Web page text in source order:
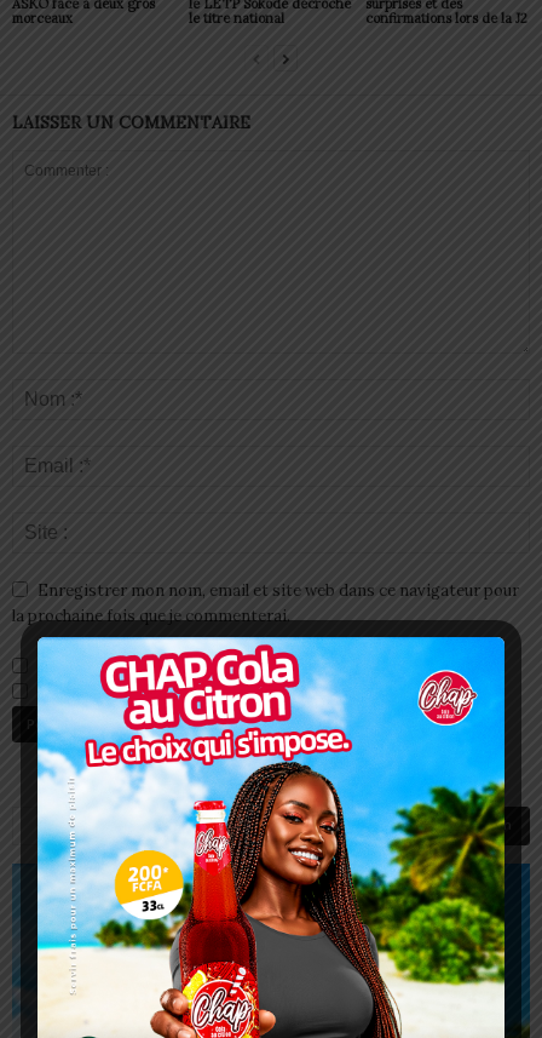
ASKO face à deux gros
morceaux
le LETP Sokodé décroche
le titre national
surprises et des
confirmations lors de la J2
LAISSER UN COMMENTAIRE
Enregistrer mon nom, email et site web dans ce navigateur pour
la prochaine fois que je commenterai.
Prévenez-moi de tous les nouveaux commentaires par e-mail.
Prévenez-moi de tous les nouveaux articles par e-mail.